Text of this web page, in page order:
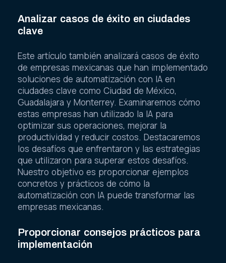
Analizar casos de éxito en ciudades
clave
Este artículo también analizará casos de éxito
de empresas mexicanas que han implementado
soluciones de automatización con IA en
ciudades clave como Ciudad de México,
Guadalajara y Monterrey. Examinaremos cómo
estas empresas han utilizado la IA para
optimizar sus operaciones, mejorar la
productividad y reducir costos. Destacaremos
los desafíos que enfrentaron y las estrategias
que utilizaron para superar estos desafíos.
Nuestro objetivo es proporcionar ejemplos
concretos y prácticos de cómo la
automatización con IA puede transformar las
empresas mexicanas.
Proporcionar consejos prácticos para
implementación